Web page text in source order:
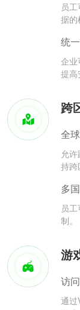
员
据的
统
企业
提高
跨
全
允
持跨
多
员
制。
游
访
通过